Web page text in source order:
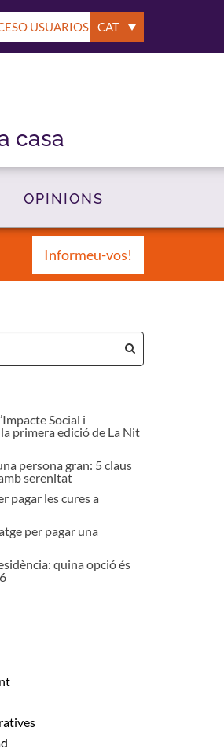
CAT
USUARIOS
casa
OPINIONS
Informeu-vos!
Social i
primera edició de La Nit
persona gran: 5 claus
serenitat
pagar les cures a
per pagar una
quina opció és